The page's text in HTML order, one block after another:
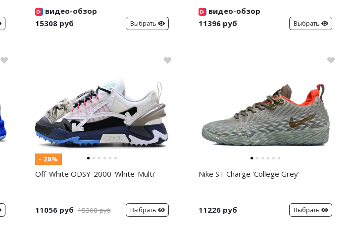
видео-обзор
15308 руб
Выбрать
видео-обзор
11396 руб
Выбрать
- 28%
Off-White ODSY-2000 'White-Multi'
11056 руб 15308 руб Выбрать
Nike ST Charge 'College Grey'
11226 руб Выбрать